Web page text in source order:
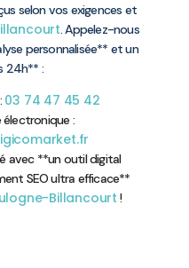
selon vos exigences et
. Appelez-nous
personnalisée** et un
24h** :
03 74 47 45 42
électronique :
avec **un outil digital
SEO ultra efficace**
Billancourt !